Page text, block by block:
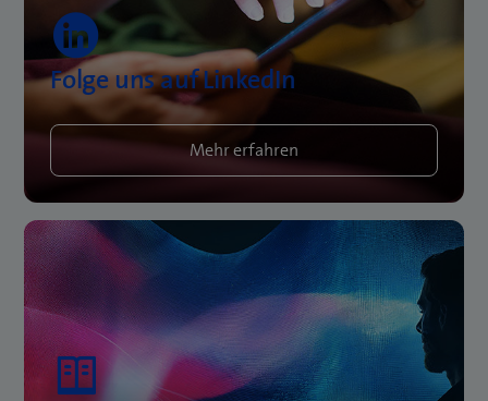
Folge uns auf LinkedIn
Mehr erfahren